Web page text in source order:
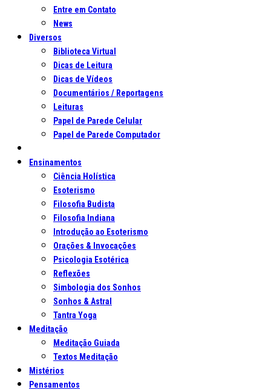
Entre em Contato
News
Diversos
Biblioteca Virtual
Dicas de Leitura
Dicas de Vídeos
Documentários / Reportagens
Leituras
Papel de Parede Celular
Papel de Parede Computador
Ensinamentos
Ciência Holística
Esoterismo
Filosofia Budista
Filosofia Indiana
Introdução ao Esoterismo
Orações & Invocações
Psicologia Esotérica
Reflexões
Simbologia dos Sonhos
Sonhos & Astral
Tantra Yoga
Meditação
Meditação Guiada
Textos Meditação
Mistérios
Pensamentos